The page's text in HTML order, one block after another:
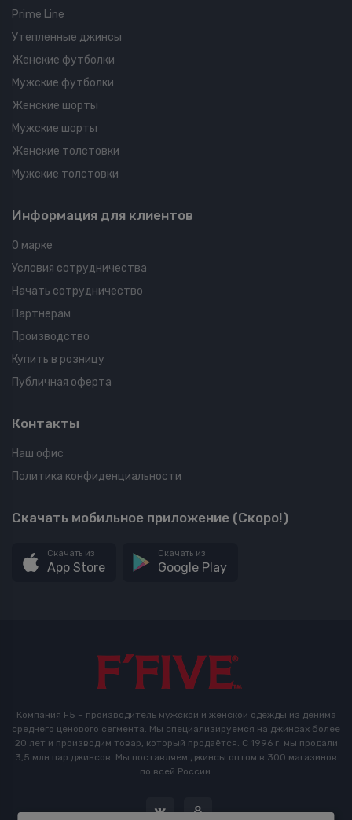
Prime Line
Утепленные джинсы
Женские футболки
Мужские футболки
Женские шорты
Мужские шорты
Женские толстовки
Мужские толстовки
Информация для клиентов
О марке
Условия сотрудничества
Начать сотрудничество
Партнерам
Производство
Купить в розницу
Публичная оферта
Контакты
Наш офис
Политика конфиденциальности
Скачать мобильное приложение (Скоро!)
Скачать из
App Store
Скачать из
Google Play
Компания F5 – производитель мужской и женской одежды из денима
среднего ценового сегмента. Мы специализируемся на джинсах более
20 лет и производим товар, который продаётся. С 1996 г. мы продали
3,5 млн пар джинсов. Мы поставляем джинсы оптом в 300 магазинов
по всей России.